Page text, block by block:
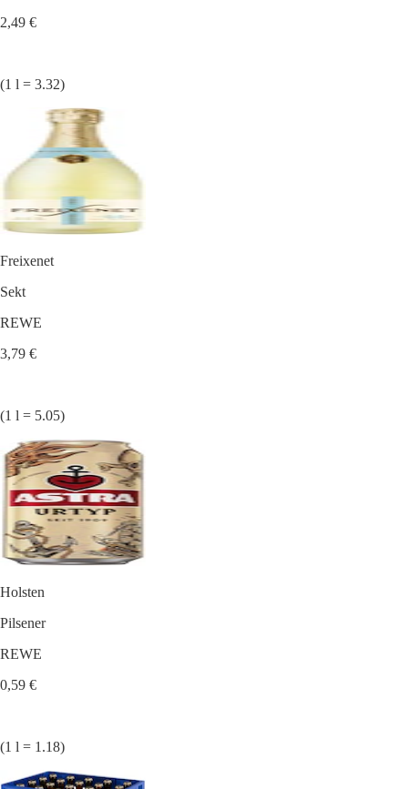
2,49 €
(1 l = 3.32)
Freixenet
Sekt
REWE
3,79 €
(1 l = 5.05)
Holsten
Pilsener
REWE
0,59 €
(1 l = 1.18)